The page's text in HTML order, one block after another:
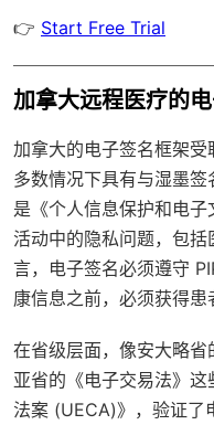
👉 Start Free Trial
加拿大远程医疗的
加拿大的电子签名框架
多数情况下具有与湿墨
是《个人信息保护和电
活动中的隐私问题，包
言，电子签名必须遵守
康信息之前，必须获得患
在省级层面，像安大略
亚省的《电子交易法》
法案 (UECA)》，验证了